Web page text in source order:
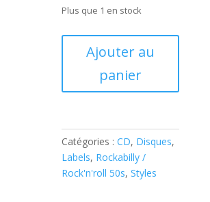
Plus que 1 en stock
–
(
CD
)
Ajouter au
panier
Catégories :CD, Disques,
Labels, Rockabilly /
Rock'n'roll 50s,Styles